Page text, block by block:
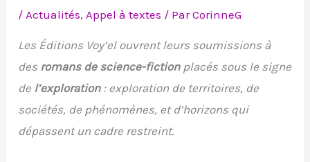
/ Actualités, Appel à textes / ParCorinneG
Les Éditions Voy’el ouvrent leurs soumissions à
des romans de science-fictionplacés sous le signe
de l’exploration: exploration de territoires, de
sociétés, de phénomènes, et d’horizons qui
dépassent un cadre restreint.